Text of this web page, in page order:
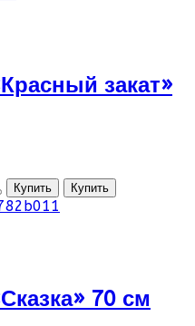
закат»
70 см